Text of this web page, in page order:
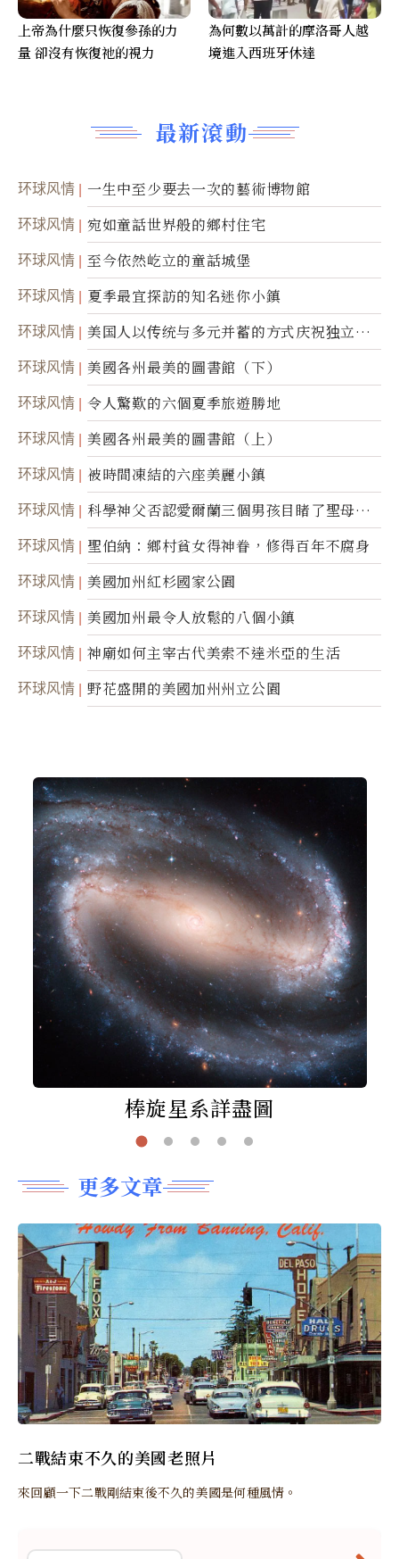
最新滾動
环球风情 一生中至少要去一次的藝術博物館
环球风情 宛如童話世界般的鄉村住宅
环球风情 至今依然屹立的童話城堡
环球风情 夏季最宜探訪的知名迷你小鎮
环球风情
美国人以传统与多元并蓄的方式庆祝独立日2
50周年
环球风情 美國各州最美的圖書館（下）
环球风情 令人驚歎的六個夏季旅遊勝地
环球风情 美國各州最美的圖書館（上）
环球风情 被時間凍結的六座美麗小鎮
环球风情
科學神父否認愛爾蘭三個男孩目睹了聖母顯
靈
环球风情 聖伯納：鄉村貧女得神眷，修得百年不腐身
环球风情 美國加州紅杉國家公園
环球风情 美國加州最令人放鬆的八個小鎮
环球风情 神廟如何主宰古代美索不達米亞的生活
环球风情 野花盛開的美國加州州立公園
上帝為什麼只恢復參孫的力
量 卻沒有恢復祂的視力
為何數以萬計的摩洛哥人越
境進入西班牙休達
棒旋星系詳盡圖
更多文章
二戰結束不久的美國老照片
來回顧一下二戰剛結束後不久的美國是何種風情。